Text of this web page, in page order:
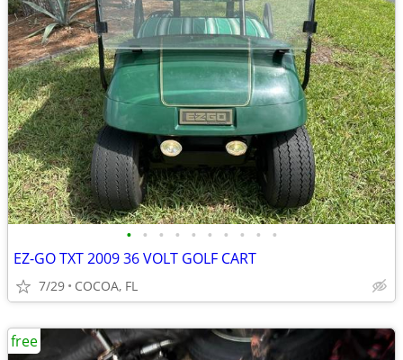
• • • • • • • • • •
EZ-GO TXT 2009 36 VOLT GOLF CART
7/29 COCOA, FL
free